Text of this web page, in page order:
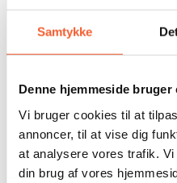
Samtykke
Denne hjemmeside bruger
Vi bruger cookies til at
annoncer, til at vise dig
at analysere vores trafik.
din brug af vores